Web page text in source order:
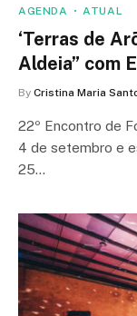
AGENDA ATUAL
‘Terras de
Aldeia” com
By Cristina Maria
22º Encontro de
4 de setembro e
25…